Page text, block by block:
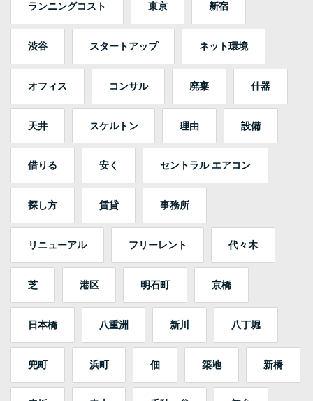
ランニングコスト 東京 新宿
渋谷 スタートアップ ネット環境
オフィス コンサル 廃棄 什器
天井 スケルトン 理由 設備
借りる 安く セントラル エアコン
探し方 賃貸 事務所
リニューアル フリーレント 代々木
芝 港区 明石町 京橋
日本橋 八重洲 新川 八丁堀
兜町 浜町 佃 築地 新橋